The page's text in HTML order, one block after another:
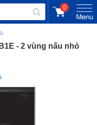
0
- 2 vùng nấu nhỏ